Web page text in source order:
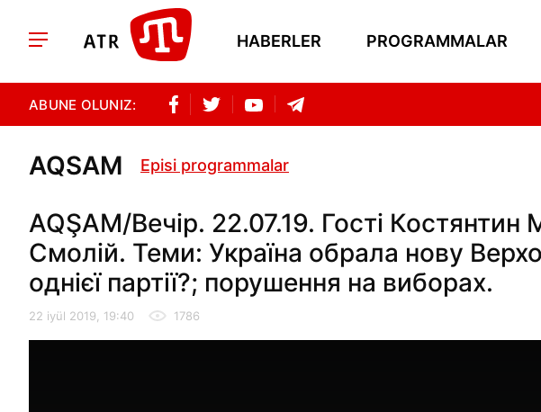
HABERLER PROGRAMMALAR
ABUNE OLUNIZ:
AQSAM Episi programmalar
AQŞAM/Вечір. 22.07.19. Гості Костянтин
Смолій. Теми: Україна обрала нову
однієї партії?; порушення на виборах.
22 iyül 2019, 19:40 1786